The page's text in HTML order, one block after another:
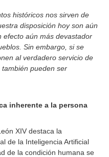
históricos nos sirven de
disposición hoy son aún
efecto aún más devastador
Sin embargo, si se
al verdadero servicio de
pueden ser
inherente a la persona
XIV destaca la
de la Inteligencia Artificial
de la condición humana se